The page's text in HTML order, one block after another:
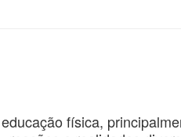
física,